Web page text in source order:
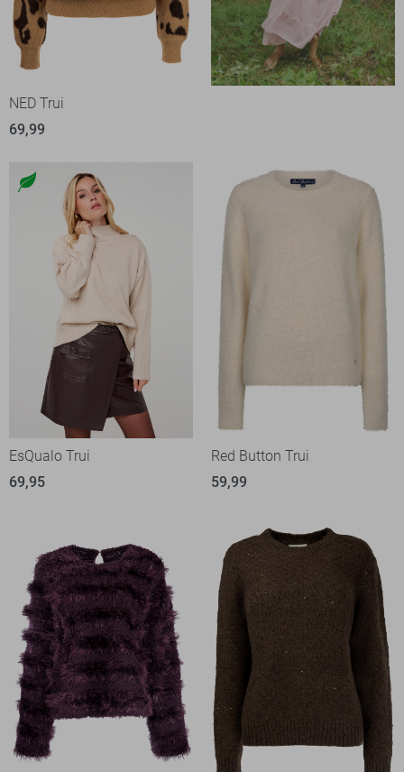
NED Trui
69,99
EsQualo Trui
69,95
Red Button Trui
59,99